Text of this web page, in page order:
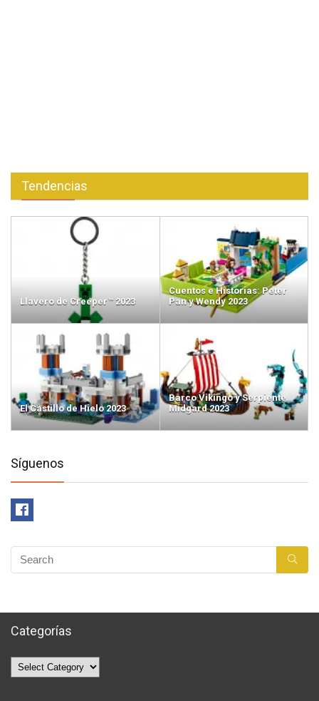
Tendencias
Llavero de Creeper™ 2023
Cuentos e Historias: Peter
Pan y Wendy 2023
El Castillo de Hielo 2023
Barco Vikingo y Serpiente
Midgard 2023
Síguenos
Categorías
Categorías